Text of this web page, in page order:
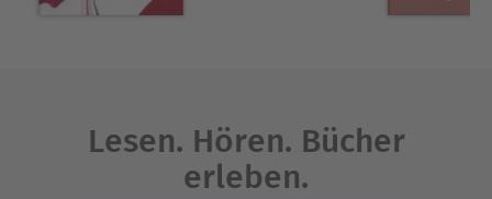
Lesen. Hören. Bücher
erleben.